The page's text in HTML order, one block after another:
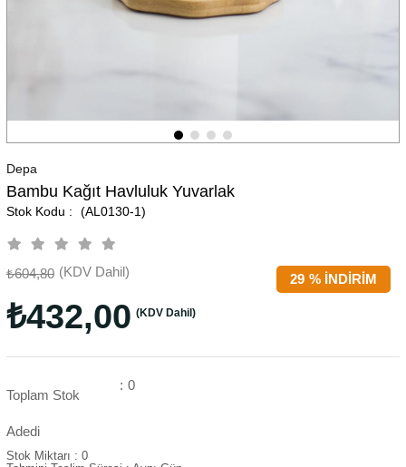
Depa
Bambu Kağıt Havluluk Yuvarlak
(AL0130-1)
%
29 İNDIRIM
₺604,80 (KDV Dahil)
₺432,00 (KDV Dahil)
Toplam Stok
Adedi
: 0
Stok Miktarı : 0